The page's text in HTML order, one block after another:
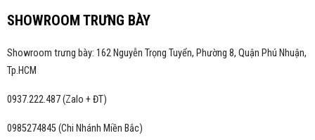
SHOWROOM TRƯNG BÀY
Showroom trưng bày: 162 Nguyễn Trọng Tuyển, Phường 8, Quận Phú Nhuận,
Tp.HCM
0937.222.487 (Zalo + ĐT)
0985274845 (Chi Nhánh Miền Bắc)